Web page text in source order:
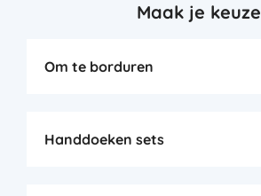
Maak je keuze
Om te borduren
Handdoeken sets